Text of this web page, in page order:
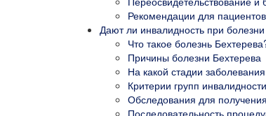
Рекомендации для пациентов
Дают ли инвалидность при
Что такое болезнь
Причины болезни Бехтерева
На какой стадии
Критерии групп инвалидности
Обследования для
Последовательность